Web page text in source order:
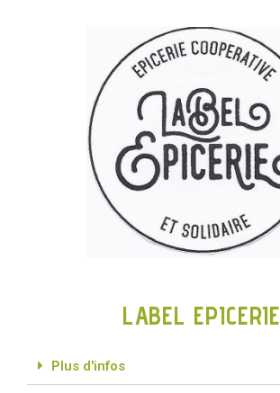
LABEL EPICERIE
Plus d'infos